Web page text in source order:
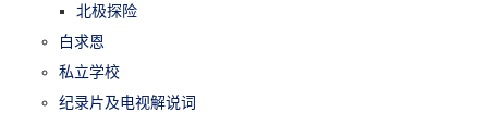
北极探险
白求恩
私立学校
纪录片及电视解说词